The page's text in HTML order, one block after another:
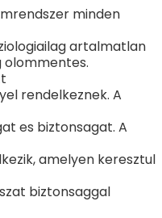
minden
artalmatlan
olommentes.
rendelkeznek. A
es biztonsagat. A
amelyen keresztul
biztonsaggal